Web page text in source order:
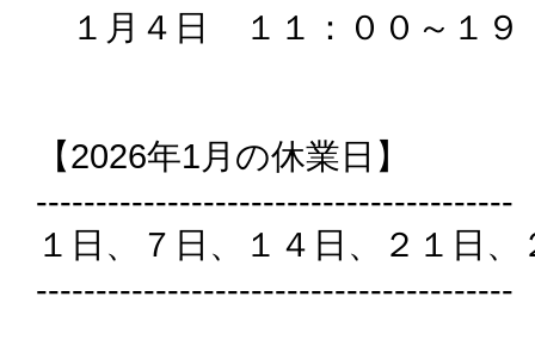
１月４日 １１：００～１９
【2026年1月の休業日】
----------------------------------------
１日、７日、１４日、２１日、
----------------------------------------